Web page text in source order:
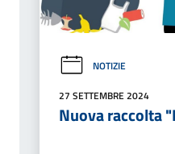
NOTIZIE
27 SETTEMBRE 2024
Nuova raccolta